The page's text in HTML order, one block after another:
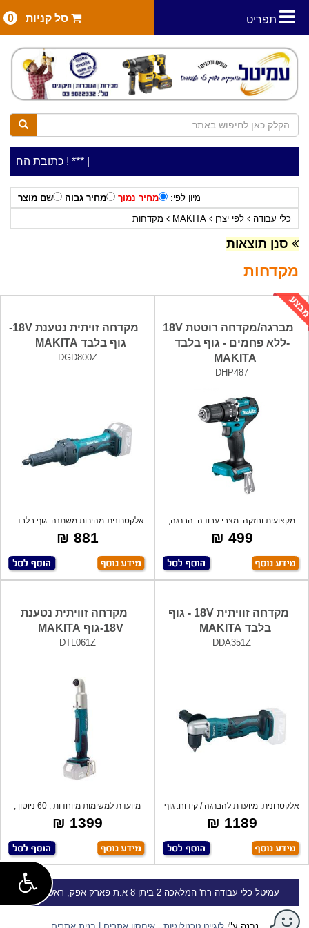
תפריט סל קניות 0
***כתובת החנות: רח' המלאכה 2, ביתן 8 ***כלי עבודה להשכרה בתעריף יומי משתלם ! ***
מיון לפי: מחיר נמוך מחיר גבוה
שם מוצר
כלי עבודה
לפי יצרן MAKITA מקדחות
סנן תוצאות
מקדחות
מברגה/מקדחה רוטטת 18V
-ללא פחמים - גוף בלבד
MAKITA
DHP487
מקצועית וחזקה. מצבי עבודה: הברגה,
קידוח,
499 ₪
מקדחה זויתית נטענת 18V-
גוף בלבד MAKITA
DGD800Z
אלקטרונית-מהירות משתנה. גוף בלבד -
ללא
881 ₪
מקדחה זוויתית 18V - גוף
בלבד MAKITA
DDA351Z
אלקטרונית. מיועדת להברגה / קידוח. גוף
בל
1189 ₪
מקדחה זוויתית נטענת
18V-גוף MAKITA
DTL061Z
מיועדת למשימות מיוחדות , 60 ניוטון ,
קלת
1399 ₪
עמיטל כלי עבודה רח' המלאכה 2 ביתן 8 א.ת פארק אפק, ראש העין